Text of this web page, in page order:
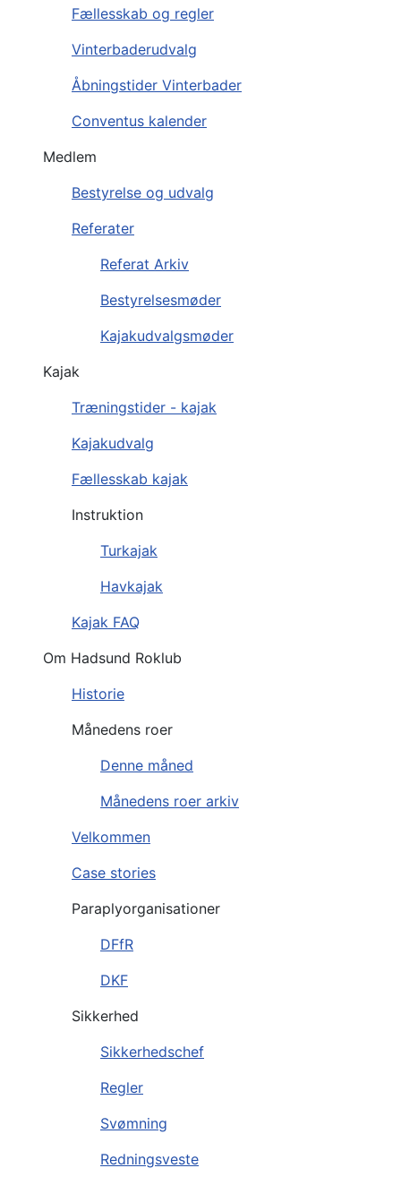
Fællesskab og regler
Vinterbaderudvalg
Åbningstider Vinterbader
Conventus kalender
Medlem
Bestyrelse og udvalg
Referater
Referat Arkiv
Bestyrelsesmøder
Kajakudvalgsmøder
Kajak
Træningstider - kajak
Kajakudvalg
Fællesskab kajak
Instruktion
Turkajak
Havkajak
Kajak FAQ
Om Hadsund Roklub
Historie
Månedens roer
Denne måned
Månedens roer arkiv
Velkommen
Case stories
Paraplyorganisationer
DFfR
DKF
Sikkerhed
Sikkerhedschef
Regler
Svømning
Redningsveste